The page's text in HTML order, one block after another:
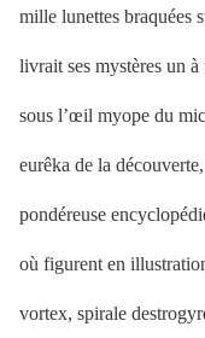
mille lunettes braquées
livrait ses mystères un à
sous l’œil myope du
eurêka de la découverte,
pondéreuse
où figurent en
vortex, spirale